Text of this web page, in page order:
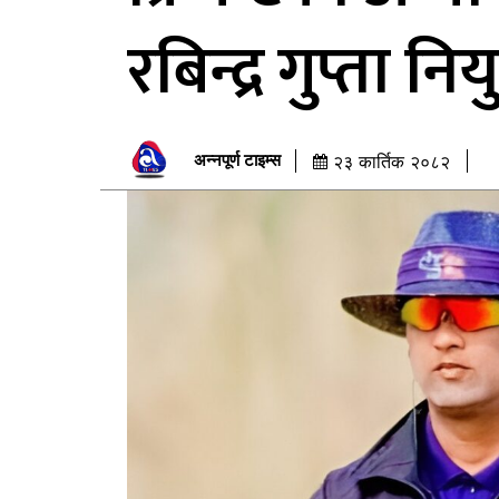
रबिन्द्र गुप्ता
अन्नपूर्ण टाइम्स २३ कार्तिक २०८२